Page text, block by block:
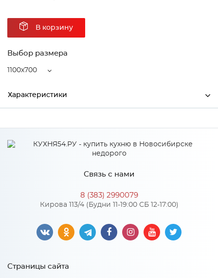
В корзину
Выбор размера
1100x700
Характеристики
Высота 22
Дуб юкон
Особенности
Количество упаковок: 1
Связь с нами
8 (383) 2990079
Кирова 113/4 (Будни 11-19:00 СБ 12-17:00)
Страницы сайта